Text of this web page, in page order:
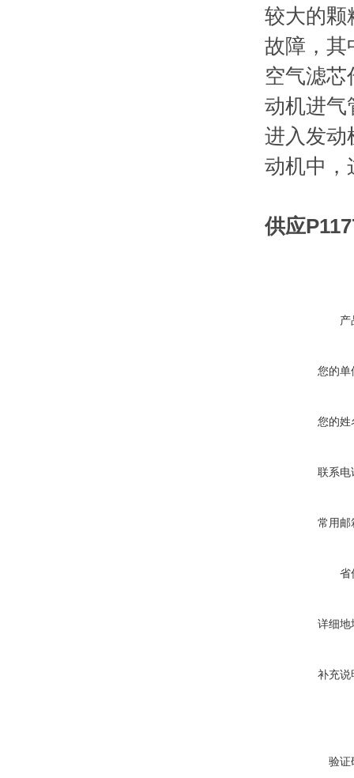
较大的颗
故障，其
空气滤芯
动机进气
进入发动
动机中，
供应
产
您的单
您的姓
联系电
常用邮
省
详细地
补充说
验证